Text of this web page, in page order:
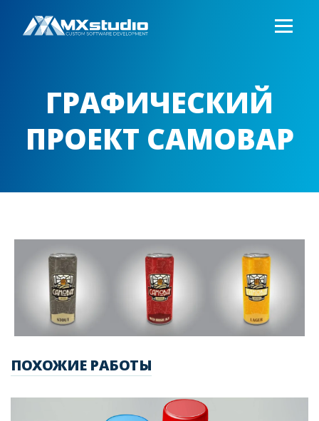
ГРАФИЧЕСКИЙ
ПРОЕКТ САМОВАР
ПОХОЖИЕ РАБОТЫ